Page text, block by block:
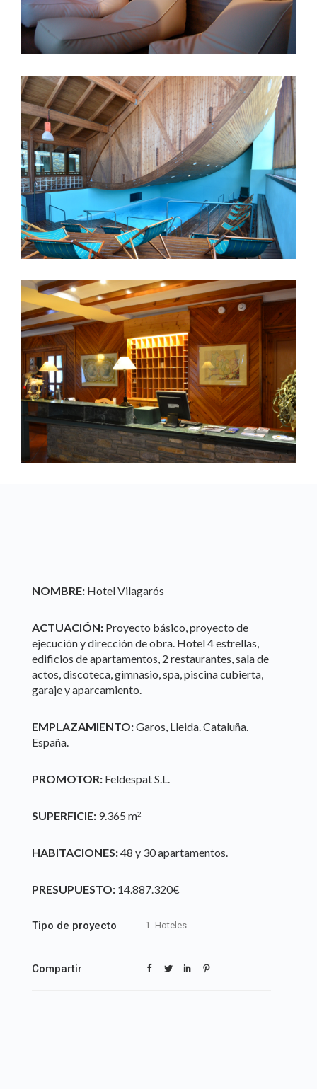
NOMBRE: Hotel Vilagarós
ACTUACIÓN: Proyecto básico, proyecto de
ejecución y dirección de obra. Hotel 4 estrellas,
edificios de apartamentos, 2 restaurantes, sala de
actos, discoteca, gimnasio, spa, piscina cubierta,
garaje y aparcamiento.
EMPLAZAMIENTO:Garos, Lleida. Cataluña.
España.
PROMOTOR: Feldespat S.L.
SUPERFICIE: 9.365 m2
HABITACIONES:48 y 30 apartamentos.
PRESUPUESTO: 14.887.320€
Tipo de proyecto 1- Hoteles
Compartir